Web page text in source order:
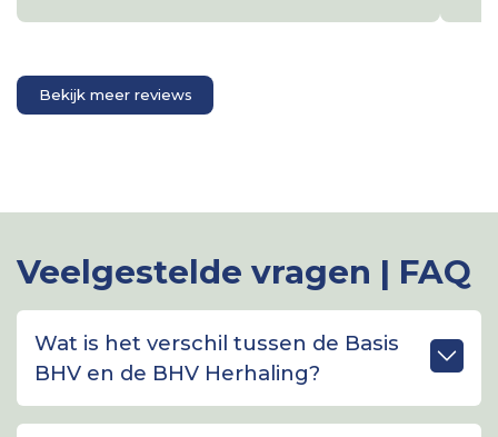
Bekijk meer reviews
Veelgestelde vragen | FAQ
Wat is het verschil tussen de Basis
BHV en de BHV Herhaling?